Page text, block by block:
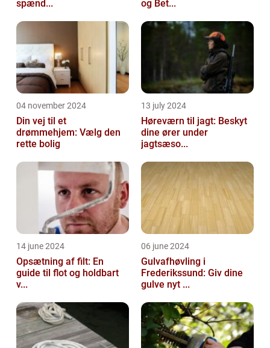
spænd...
og Bet...
04 november 2024
Din vej til et
drømmehjem: Vælg den
rette bolig
13 july 2024
Høreværn til jagt: Beskyt
dine ører under
jagtsæso...
14 june 2024
Opsætning af filt: En
guide til flot og holdbart
v...
06 june 2024
Gulvafhøvling i
Frederikssund: Giv dine
gulve nyt ...